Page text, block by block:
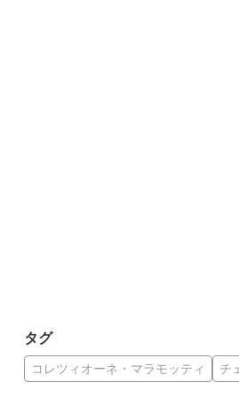
タグ
コレツィオーネ・マラモッティ チ